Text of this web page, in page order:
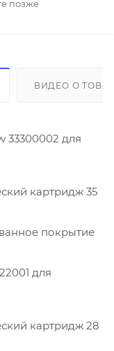
позже
ВИДЕО О
33300002 для
картридж 35
покрытие
для
картридж 28